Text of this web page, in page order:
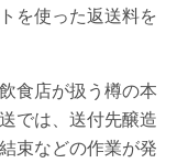
を使った返送料を
食店が扱う樽の本
では、送付先醸造
束などの作業が発